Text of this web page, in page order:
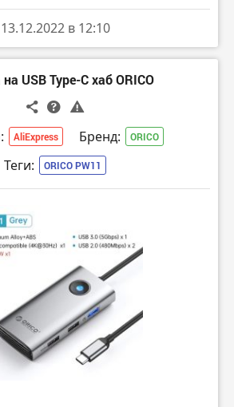
13.12.2022 в 12:10
USB Type-C хаб ORICO
AliExpress Бренд: ORICO
Теги: ORICO PW11